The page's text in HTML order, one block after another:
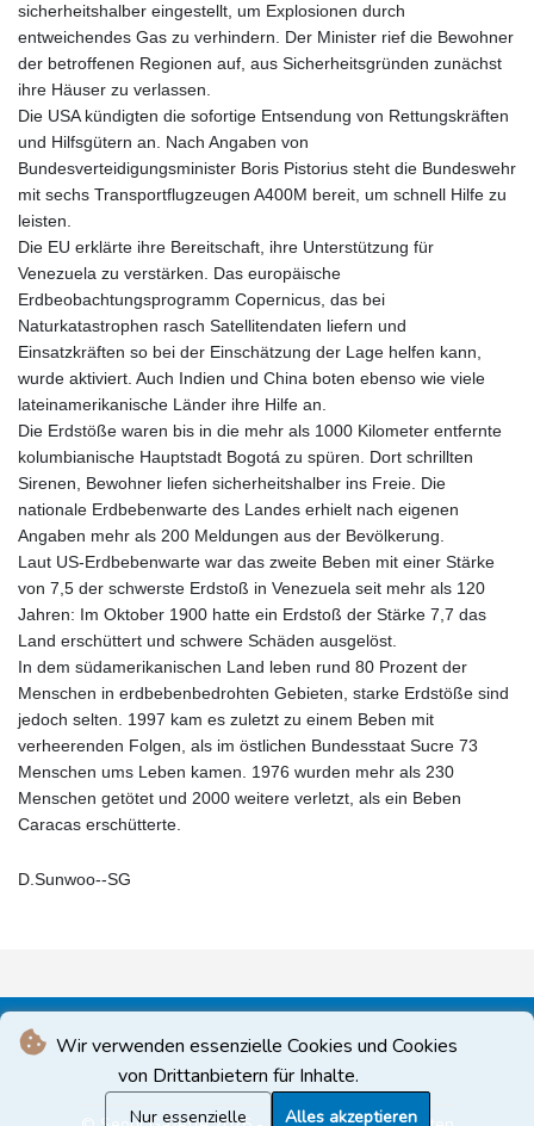
Wir verwenden essenzielle Cookies und Cookies
von Drittanbietern für Inhalte.
Nur essenzielle Alles akzeptieren
sicherheitshalber eingestellt, um Explosionen durch
entweichendes Gas zu verhindern. Der Minister rief die Bewohner
der betroffenen Regionen auf, aus Sicherheitsgründen zunächst
ihre Häuser zu verlassen.
Die USA kündigten die sofortige Entsendung von Rettungskräften
und Hilfsgütern an. Nach Angaben von
Bundesverteidigungsminister Boris Pistorius steht die Bundeswehr
mit sechs Transportflugzeugen A400M bereit, um schnell Hilfe zu
leisten.
Die EU erklärte ihre Bereitschaft, ihre Unterstützung für
Venezuela zu verstärken. Das europäische
Erdbeobachtungsprogramm Copernicus, das bei
Naturkatastrophen rasch Satellitendaten liefern und
Einsatzkräften so bei der Einschätzung der Lage helfen kann,
wurde aktiviert. Auch Indien und China boten ebenso wie viele
lateinamerikanische Länder ihre Hilfe an.
Die Erdstöße waren bis in die mehr als 1000 Kilometer entfernte
kolumbianische Hauptstadt Bogotá zu spüren. Dort schrillten
Sirenen, Bewohner liefen sicherheitshalber ins Freie. Die
nationale Erdbebenwarte des Landes erhielt nach eigenen
Angaben mehr als 200 Meldungen aus der Bevölkerung.
Laut US-Erdbebenwarte war das zweite Beben mit einer Stärke
von 7,5 der schwerste Erdstoß in Venezuela seit mehr als 120
Jahren: Im Oktober 1900 hatte ein Erdstoß der Stärke 7,7 das
Land erschüttert und schwere Schäden ausgelöst.
In dem südamerikanischen Land leben rund 80 Prozent der
Menschen in erdbebenbedrohten Gebieten, starke Erdstöße sind
jedoch selten. 1997 kam es zuletzt zu einem Beben mit
verheerenden Folgen, als im östlichen Bundesstaat Sucre 73
Menschen ums Leben kamen. 1976 wurden mehr als 230
Menschen getötet und 2000 weitere verletzt, als ein Beben
Caracas erschütterte.
D.Sunwoo--SG